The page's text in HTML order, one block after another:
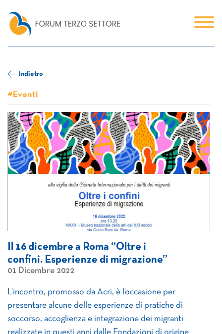
Indietro
#Eventi
Il 16 dicembre a Roma “Oltre i
confini. Esperienze di migrazione”
01 Dicembre 2022
L’incontro, promosso da Acri, è l’occasione per
presentare alcune delle esperienze di pratiche di
soccorso, accoglienza e integrazione dei migranti
realizzate in questi anni dalle Fondazioni di origine